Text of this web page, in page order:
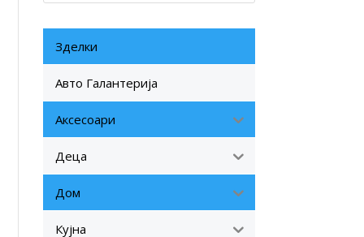
Зделки
Авто Галантерија
Аксесоари
Деца
Дом
Кујна